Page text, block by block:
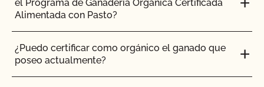
plaguicidas y OMG?
el Programa de Ganadería Orgánica Certificada
Alimentada con Pasto?
¿Puedo certificar como orgánico el ganado que
poseo actualmente?